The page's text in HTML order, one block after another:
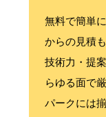
無料で簡単
からの見積
技術力・提
らゆる面で
パークには